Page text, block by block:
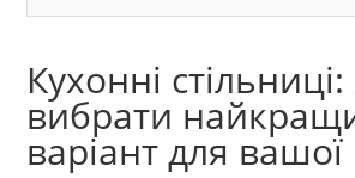
Кухонні
вибрати
варіант для вашої